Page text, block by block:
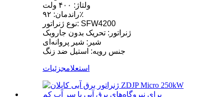
ولتاژ: ۴۰۰ ولت
راندمان: ۹۲٪
نوع ژنراتور: SFW4200
ژنراتور: تحریک بدون جاروبک
شیر: شیر پروانه‌ای
جنس رویه: استیل ضد زنگ
استعلامجزئیات